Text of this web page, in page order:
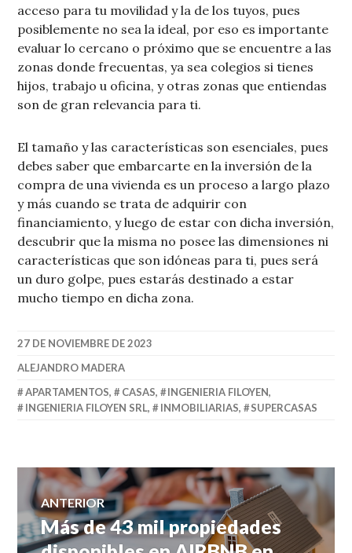
acceso para tu movilidad y la de los tuyos, pues
posiblemente no sea la ideal, por eso es importante
evaluar lo cercano o próximo que se encuentre a las
zonas donde frecuentas, ya sea colegios si tienes
hijos, trabajo u oficina, y otras zonas que entiendas
son de gran relevancia para ti.
El tamaño y las características son esenciales, pues
debes saber que embarcarte en la inversión de la
compra de una vivienda es un proceso a largo plazo
y más cuando se trata de adquirir con
financiamiento, y luego de estar con dicha inversión,
descubrir que la misma no posee las dimensiones ni
características que son idóneas para ti, pues será
un duro golpe, pues estarás destinado a estar
mucho tiempo en dicha zona.
27 DE NOVIEMBRE DE 2023
ALEJANDRO MADERA
APARTAMENTOS, CASAS, INGENIERIA FILOYEN,
INGENIERIA FILOYEN SRL, INMOBILIARIAS, SUPERCASAS
Navegación
de
ANTERIOR
Entrada
anterior:
Más de 43 mil propiedades